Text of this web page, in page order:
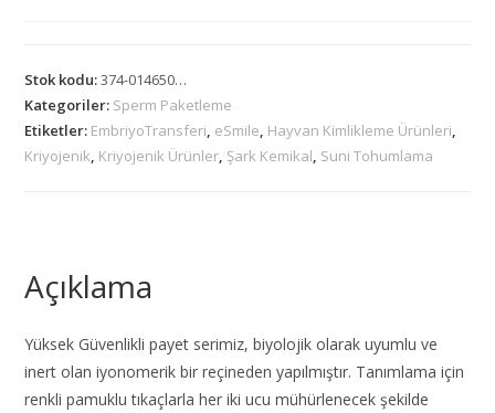
Stok kodu:374-014650…
Kategoriler: Sperm Paketleme
Etiketler: EmbriyoTransferi, eSmile, Hayvan Kimlikleme Ürünleri,
Kriyojenik, Kriyojenik Ürünler, Şark Kemikal, Suni Tohumlama
Açıklama
Yüksek Güvenlikli payet serimiz, biyolojik olarak uyumlu ve
inert olan iyonomerik bir reçineden yapılmıştır. Tanımlama için
renkli pamuklu tıkaçlarla her iki ucu mühürlenecek şekilde